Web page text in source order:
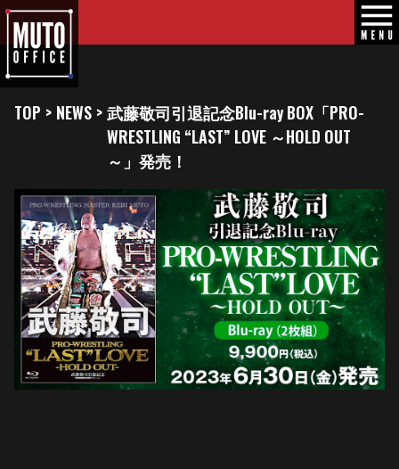
TOP > NEWS >武藤敬司引退記念Blu-ray BOX「PRO-
WRESTLING “LAST” LOVE ～HOLD OUT
～」発売！